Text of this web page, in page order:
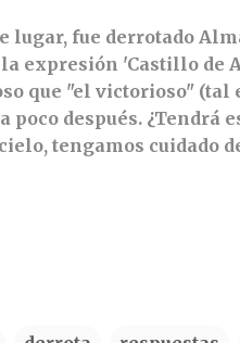
lugar, fue derrotado
expresión 'Castillo de
que "el victorioso" (tal
después. ¿Tendrá
tengamos cuidado